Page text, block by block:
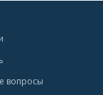
вопросы